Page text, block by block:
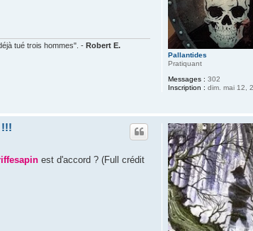
Pallantides
Pratiquant
Messages : 302
Inscription : dim. mai 12,
tué trois hommes". - Robert E.
!!!
est d'accord ? (Full crédit